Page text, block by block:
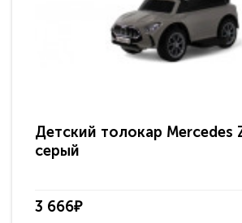
Детский толокар Mercedes
серый
3 666₽